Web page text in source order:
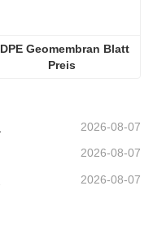
Geomembran Blatt
Preis
2026-08-07
2026-08-07
2026-08-07